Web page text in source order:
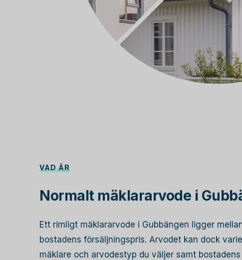
VAD ÄR
Normalt mäklararvode i
Ett rimligt mäklararvode i Gubbängen ligger
bostadens försäljningspris. Arvodet kan dock
mäklare och arvodestyp du väljer samt